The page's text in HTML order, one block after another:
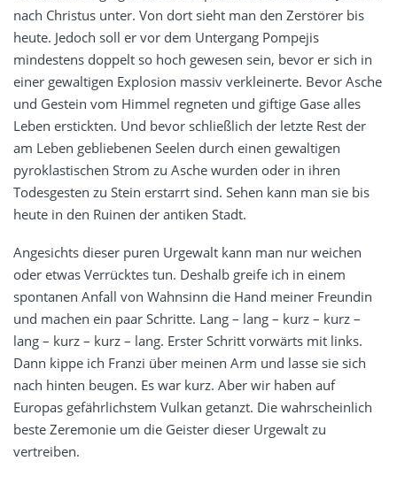
nach Christus unter. Von dort sieht man den Zerstörer bis
heute. Jedoch soll er vor dem Untergang Pompejis
mindestens doppelt so hoch gewesen sein, bevor er sich in
einer gewaltigen Explosion massiv verkleinerte. Bevor Asche
und Gestein vom Himmel regneten und giftige Gase alles
Leben erstickten. Und bevor schließlich der letzte Rest der
am Leben gebliebenen Seelen durch einen gewaltigen
pyroklastischen Strom zu Asche wurden oder in ihren
Todesgesten zu Stein erstarrt sind. Sehen kann man sie bis
heute in den Ruinen der antiken Stadt.
Angesichts dieser puren Urgewalt kann man nur weichen
oder etwas Verrücktes tun. Deshalb greife ich in einem
spontanen Anfall von Wahnsinn die Hand meiner Freundin
und machen ein paar Schritte. Lang – lang – kurz – kurz –
lang – kurz – kurz – lang. Erster Schritt vorwärts mit links.
Dann kippe ich Franzi über meinen Arm und lasse sie sich
nach hinten beugen. Es war kurz. Aber wir haben auf
Europas gefährlichstem Vulkan getanzt. Die wahrscheinlich
beste Zeremonie um die Geister dieser Urgewalt zu
vertreiben.